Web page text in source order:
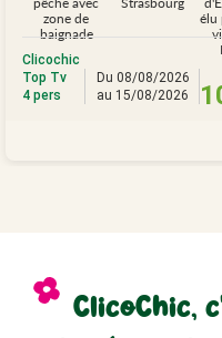
zone de
baignade
élu
Clicochic
Top Tv
4 pers
Du 08/08/2026
au 15/08/2026
ClicoChic,